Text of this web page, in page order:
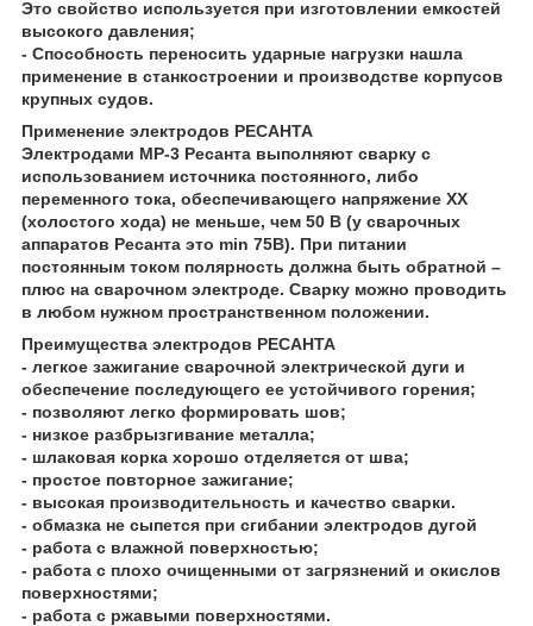
Это свойство используется при изготовлении емкостей
высокого давления;
- Способность переносить ударные нагрузки нашла
применение в станкостроении и производстве корпусов
крупных судов.
Применение электродов РЕСАНТА
Электродами МР-3 Ресанта выполняют сварку с
использованием источника постоянного, либо
переменного тока, обеспечивающего напряжение ХХ
(холостого хода) не меньше, чем 50 В (у сварочных
аппаратов Ресанта это min 75В). При питании
постоянным током полярность должна быть обратной –
плюс на сварочном электроде. Сварку можно проводить
в любом нужном пространственном положении.
Преимущества электродов РЕСАНТА
- легкое зажигание сварочной электрической дуги и
обеспечение последующего ее устойчивого горения;
- позволяют легко формировать шов;
- низкое разбрызгивание металла;
- шлаковая корка хорошо отделяется от шва;
- простое повторное зажигание;
- высокая производительность и качество сварки.
- обмазка не сыпется при сгибании электродов дугой
- работа с влажной поверхностью;
- работа с плохо очищенными от загрязнений и окислов
поверхностями;
- работа с ржавыми поверхностями.